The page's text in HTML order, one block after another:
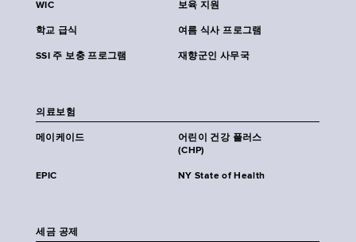
WIC 보육 지원
학교 급식 여름 식사 프로그램
SSI 주 보충 프로그램 재향군인 사무국
의료보험
메이케이드
어린이 건강 플러스
(CHP)
EPIC NY State of Health
세금 공제